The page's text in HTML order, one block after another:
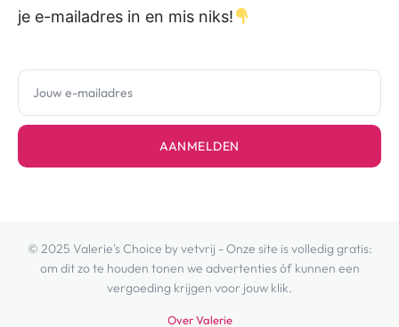
je e-mailadres in en mis niks!
AANMELDEN
© 2025 Valerie's Choice by vetvrij - Onze site is volledig gratis:
om dit zo te houden tonen we advertenties óf kunnen een
vergoeding krijgen voor jouw klik.
Over Valerie